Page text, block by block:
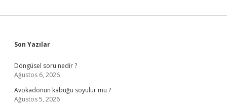
Sidebar
Son Yazılar
Döngüsel soru nedir ?
Ağustos 6, 2026
Avokadonun kabuğu soyulur mu ?
Ağustos 5, 2026